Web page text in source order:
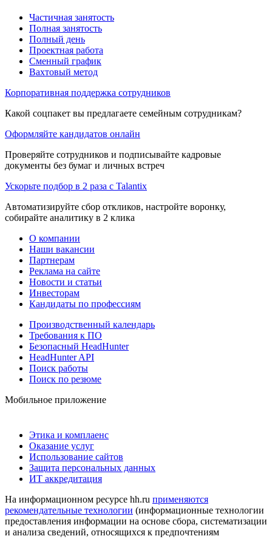
Частичная занятость
Полная занятость
Полный день
Проектная работа
Сменный график
Вахтовый метод
Корпоративная поддержка сотрудников
Какой соцпакет вы предлагаете семейным сотрудникам?
Оформляйте кандидатов онлайн
Проверяйте сотрудников и подписывайте кадровые
документы без бумаг и личных встреч
Ускорьте подбор в 2 раза с Talantix
Автоматизируйте сбор откликов, настройте воронку,
собирайте аналитику в 2 клика
О компании
Наши вакансии
Партнерам
Реклама на сайте
Новости и статьи
Инвесторам
Кандидаты по профессиям
Производственный календарь
Требования к ПО
Безопасный HeadHunter
HeadHunter API
Поиск работы
Поиск по резюме
Мобильное приложение
Этика и комплаенс
Оказание услуг
Использование сайтов
Защита персональных данных
ИТ аккредитация
На информационном ресурсе hh.ru применяются
рекомендательные технологии (информационные технологии
предоставления информации на основе сбора, систематизации
и анализа сведений, относящихся к предпочтениям